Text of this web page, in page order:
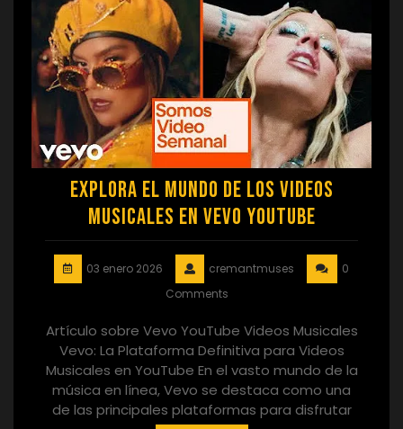
Explora el Mundo de los Videos
Musicales en Vevo YouTube
03 enero 2026 cremantmuses
0
Comments
Artículo sobre Vevo YouTube Videos Musicales
Vevo: La Plataforma Definitiva para Videos
Musicales en YouTube En el vasto mundo de la
música en línea, Vevo se destaca como una
de las principales plataformas para disfrutar